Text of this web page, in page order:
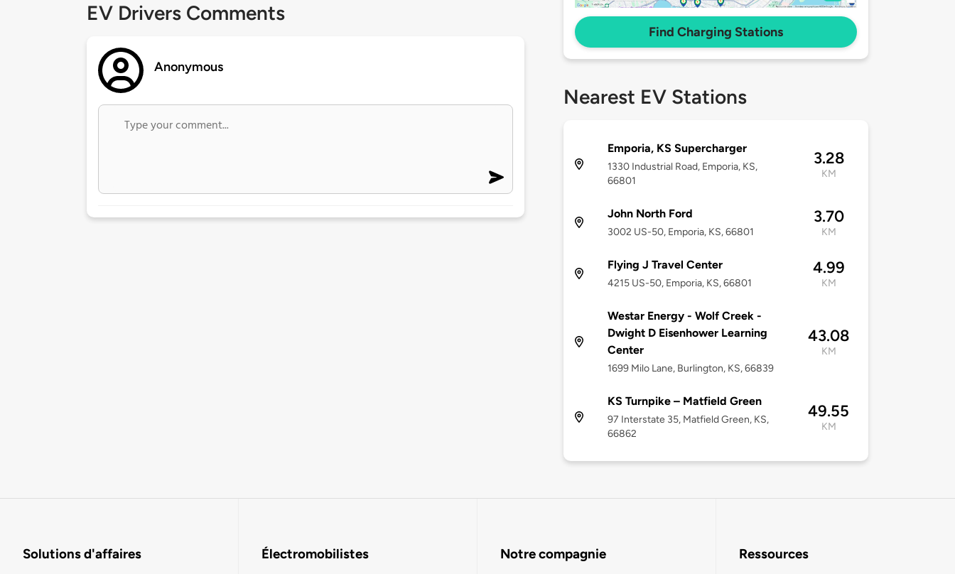
EV Drivers Comments
Anonymous
Find Charging Stations
Nearest EV Stations
Emporia, KS Supercharger
1330 Industrial Road, Emporia, KS,
66801
3.28
KM
John North Ford
3002 US-50, Emporia, KS, 66801
3.70
KM
Flying J Travel Center
4215 US-50, Emporia, KS, 66801
4.99
KM
Westar Energy - Wolf Creek -
Dwight D Eisenhower Learning
Center
1699 Milo Lane, Burlington, KS, 66839
43.08
KM
KS Turnpike – Matfield Green
97 Interstate 35, Matfield Green, KS,
66862
49.55
KM
Solutions d'affaires Électromobilistes Notre compagnie Ressources